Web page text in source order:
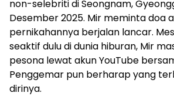
non-selebriti di Seongnam,
Desember 2025. Mir meminta doa
pernikahannya berjalan lancar.
seaktif dulu di dunia hiburan, Mir
pesona lewat akun YouTube
Penggemar pun berharap yang
dirinya.